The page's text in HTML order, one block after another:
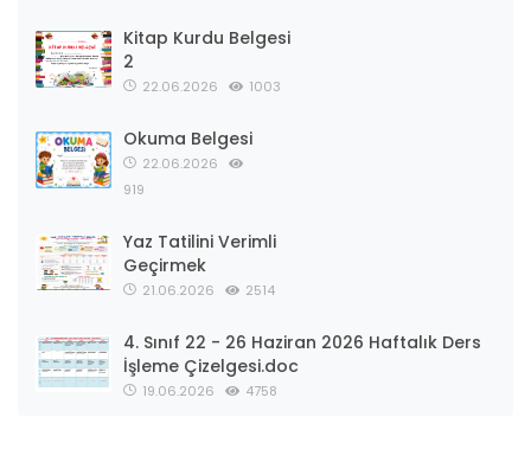
Kitap Kurdu Belgesi
2
22.06.2026 1003
Okuma Belgesi
22.06.2026
919
Yaz Tatilini Verimli
Geçirmek
21.06.2026 2514
4. Sınıf 22 - 26 Haziran 2026 Haftalık Ders
İşleme Çizelgesi.doc
19.06.2026 4758